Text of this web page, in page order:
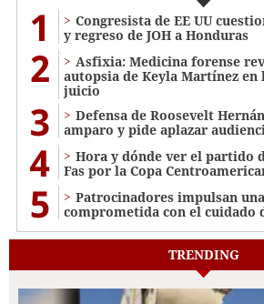
1
Congresista de EE UU
y regreso de JOH a Honduras
2
Asfixia: Medicina forense
autopsia de Keyla Martínez
juicio
3
Defensa de Roosevelt
amparo y pide aplazar
4
Hora y dónde ver el partido
Fas por la Copa
5
Patrocinadores impulsan
comprometida con el cuidado
TRENDING